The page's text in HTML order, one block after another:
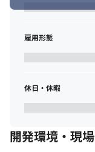
雇用形態
休日・休暇
開発環境・現場